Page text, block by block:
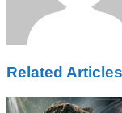
Related Articles